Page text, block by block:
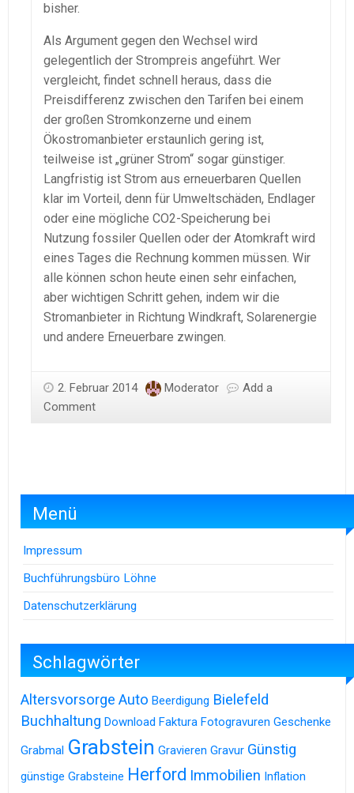
bisher.
Als Argument gegen den Wechsel wird
gelegentlich der Strompreis angeführt. Wer
vergleicht, findet schnell heraus, dass die
Preisdifferenz zwischen den Tarifen bei einem
der großen Stromkonzerne und einem
Ökostromanbieter erstaunlich gering ist,
teilweise ist „grüner Strom“ sogar günstiger.
Langfristig ist Strom aus erneuerbaren Quellen
klar im Vorteil, denn für Umweltschäden, Endlager
oder eine mögliche CO2-Speicherung bei
Nutzung fossiler Quellen oder der Atomkraft wird
eines Tages die Rechnung kommen müssen. Wir
alle können schon heute einen sehr einfachen,
aber wichtigen Schritt gehen, indem wir die
Stromanbieter in Richtung Windkraft, Solarenergie
und andere Erneuerbare zwingen.
2. Februar 2014 Moderator
Add a
Comment
Menü
Impressum
Buchführungsbüro Löhne
Datenschutzerklärung
Schlagwörter
Altersvorsorge Auto Beerdigung Bielefeld
Buchhaltung Download Faktura Fotogravuren Geschenke
Grabmal Grabstein Gravieren Gravur Günstig
günstige Grabsteine Herford Immobilien Inflation